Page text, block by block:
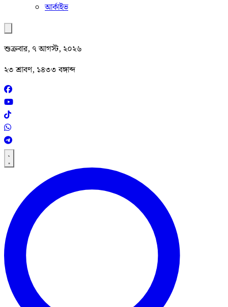
আর্কাইভ
শুক্রবার, ৭ আগস্ট, ২০২৬
২৩ শ্রাবণ, ১৪৩৩ বঙ্গাব্দ